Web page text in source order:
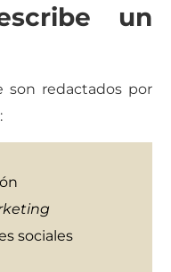
un
redactados por
sociales